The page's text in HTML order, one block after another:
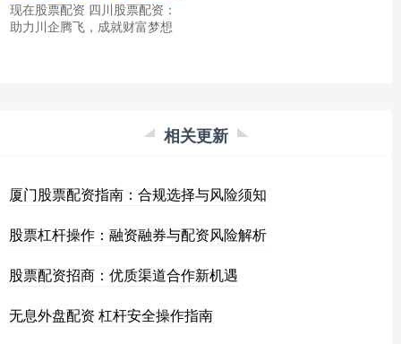
现在股票配资 四川股票配资：
助力川企腾飞，成就财富梦想
相关更新
厦门股票配资指南：合规选择与风险须知
股票杠杆操作：融资融券与配资风险解析
股票配资招商：优质渠道合作新机遇
无息外盘配资 杠杆安全操作指南